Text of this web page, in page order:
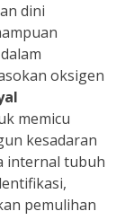
dini
oksigen
memicu
kesadaran
internal tubuh
pemulihan